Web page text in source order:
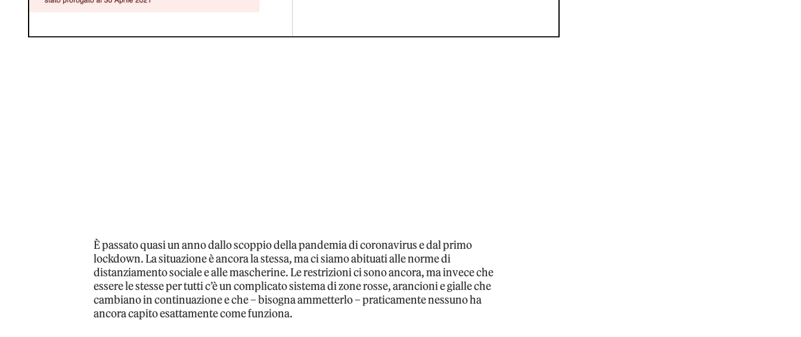
È passato quasi un anno dallo scoppio della pandemia di coronavirus e dal primo
lockdown. La situazione è ancora la stessa, ma ci siamo abituati alle norme di
distanziamento sociale e alle mascherine. Le restrizioni ci sono ancora, ma invece che
essere le stesse per tutti c’è un complicato sistema di zone rosse, arancioni e gialle che
cambiano in continuazione e che – bisogna ammetterlo – praticamente nessuno ha
ancora capito esattamente come funziona.